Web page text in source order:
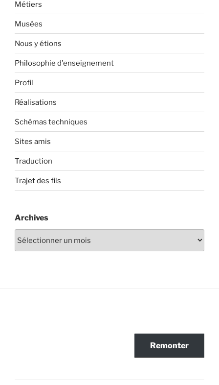
Métiers
Musées
Nous y étions
Philosophie d'enseignement
Profil
Réalisations
Schémas techniques
Sites amis
Traduction
Trajet des fils
Archives
Remonter